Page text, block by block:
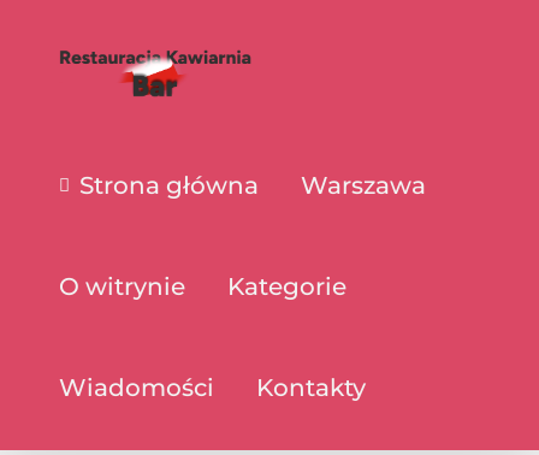
Strona główna Warszawa
O witrynie Kategorie
Wiadomości Kontakty